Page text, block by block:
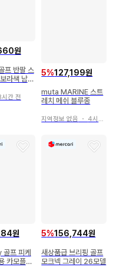
원
프 반팔 스
라색 남성
시간 전
5%127,199원
muta MARINE 스트
레치 메쉬 블루종
지역정보 없음 ・ 4시간 전
원
프 피케
카모플라
5%156,744원
새상품급 브리핑 골프
모크넥 그레이 26모델